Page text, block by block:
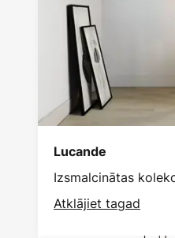
Lucande
Izsmalcinātas
Atklājiet tagad